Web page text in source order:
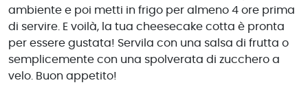
ambiente e poi metti in frigo per almeno 4 ore prima
di servire. E voilà, la tua cheesecake cotta è pronta
per essere gustata! Servila con una salsa di frutta o
semplicemente con una spolverata di zucchero a
velo. Buon appetito!